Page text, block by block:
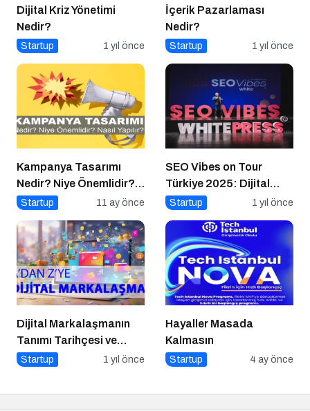
Dijital Kriz Yönetimi
Nedir?
Startup 1 yıl önce
İçerik Pazarlaması
Nedir?
Startup 1 yıl önce
Kampanya Tasarımı
Nedir? Niye Önemlidir?
Kampanya Tasarımı
Startup 11 ay önce
SEO Vibes on Tour
Türkiye 2025: Dijital
Dünyanın Nabzını Tutan
Startup 1 yıl önce
Dijital Markalaşmanın
Tanımı Tarihçesi ve
Önemi
Startup 1 yıl önce
Hayaller Masada
Kalmasın
Startup 4 ay önce